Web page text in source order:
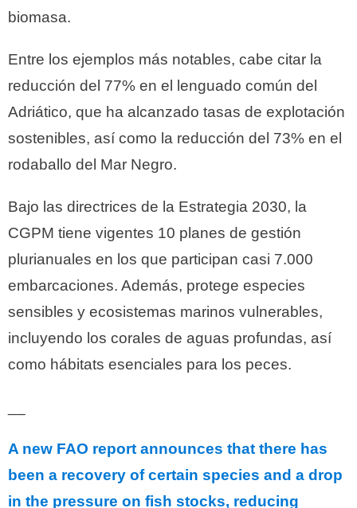
biomasa.
Entre los ejemplos más notables, cabe citar la
reducción del 77% en el lenguado común del
Adriático, que ha alcanzado tasas de explotación
sostenibles, así como la reducción del 73% en el
rodaballo del Mar Negro.
Bajo las directrices de la Estrategia 2030, la
CGPM tiene vigentes 10 planes de gestión
plurianuales en los que participan casi 7.000
embarcaciones. Además, protege especies
sensibles y ecosistemas marinos vulnerables,
incluyendo los corales de aguas profundas, así
como hábitats esenciales para los peces.
A new FAO report announces that there has
been a recovery of certain species and a drop
in the pressure on fish stocks, reducing